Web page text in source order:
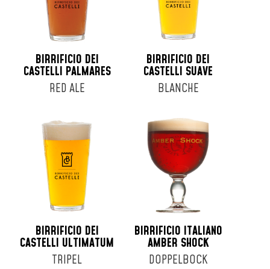
BIRRIFICIO DEI
CASTELLI PALMARES
RED ALE
BIRRIFICIO DEI
CASTELLI SUAVE
BLANCHE
BIRRIFICIO DEI
CASTELLI ULTIMATUM
TRIPEL
BIRRIFICIO ITALIANO
AMBER SHOCK
DOPPELBOCK